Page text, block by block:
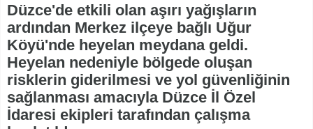
Düzce'de etkili olan aşırı yağışların
ardından Merkez ilçeye bağlı Uğur
Köyü'nde heyelan meydana geldi.
Heyelan nedeniyle bölgede oluşan
risklerin giderilmesi ve yol güvenliğinin
sağlanması amacıyla Düzce İl Özel
İdaresi ekipleri tarafından çalışma